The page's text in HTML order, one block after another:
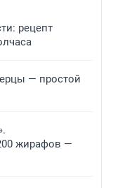
рецепт
— простой
жирафов —